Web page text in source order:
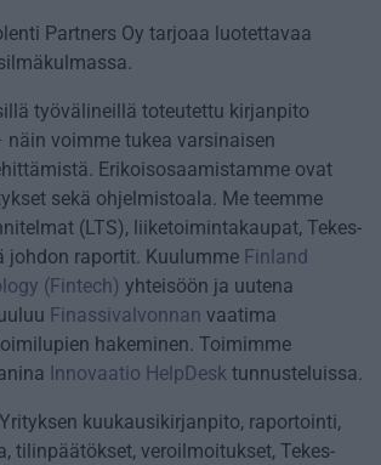
Partners Oy tarjoaa luotettavaa
työvälineillä toteutettu kirjanpito
voimme tukea varsinaisen
Erikoisosaamistamme ovat
sekä ohjelmistoala. Me teemme
(LTS), liiketoimintakaupat, Tekes-
johdon raportit. Kuulumme Finland
(Fintech) yhteisöön ja uutena
Finassivalvonnan vaatima
hakeminen. Toimimme
Innovaatio HelpDesk tunnusteluissa.
Yrityksen kuukausikirjanpito, raportointi,
tilinpäätökset, veroilmoitukset, Tekes-